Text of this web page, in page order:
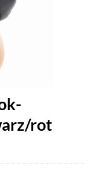
rot